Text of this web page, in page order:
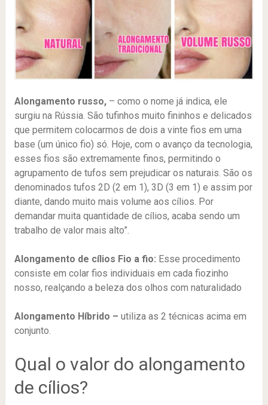
Alongamento russo,– como o nome já indica, ele
surgiu na Rússia. São tufinhos muito fininhos e delicados
que permitem colocarmos de dois a vinte fios em uma
base (um único fio) só. Hoje, com o avanço da tecnologia,
esses fios são extremamente finos, permitindo o
agrupamento de tufos sem prejudicar os naturais. São os
denominados tufos 2D (2 em 1), 3D (3 em 1) e assim por
diante, dando muito mais volume aos cílios. Por
demandar muita quantidade de cílios, acaba sendo um
trabalho de valor mais alto”.
Alongamento de cílios Fio a fio: Esse procedimento
consiste em colar fios individuais em cada fiozinho
nosso, realçando a beleza dos olhos com naturalidado
Alongamento Híbrido – utiliza as 2 técnicas acima em
conjunto.
Qual o valor do alongamento
de cílios?